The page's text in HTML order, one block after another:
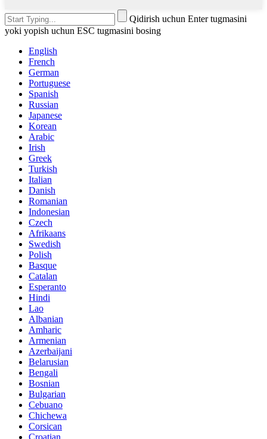
Qidirish uchun Enter tugmasini
yoki yopish uchun ESC tugmasini bosing
English
French
German
Portuguese
Spanish
Russian
Japanese
Korean
Arabic
Irish
Greek
Turkish
Italian
Danish
Romanian
Indonesian
Czech
Afrikaans
Swedish
Polish
Basque
Catalan
Esperanto
Hindi
Lao
Albanian
Amharic
Armenian
Azerbaijani
Belarusian
Bengali
Bosnian
Bulgarian
Cebuano
Chichewa
Corsican